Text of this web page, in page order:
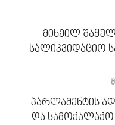
მიხეილ
სალიკვიდაციო
პარლამენტის
და სამოქალაქო